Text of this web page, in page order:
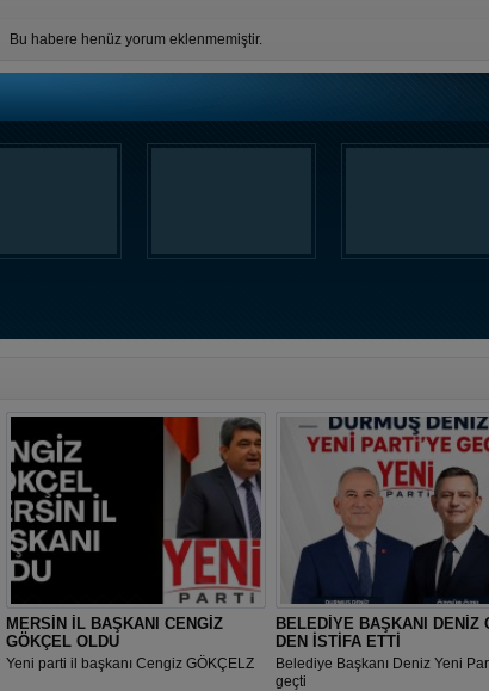
Bu habere henüz yorum eklenmemiştir.
MERSİN İL BAŞKANI CENGİZ
GÖKÇEL OLDU
Yeni parti il başkanı Cengiz GÖKÇELZ
BELEDİYE BAŞKANI DENİZ
DEN İSTİFA ETTİ
Belediye Başkanı Deniz Yeni
geçti